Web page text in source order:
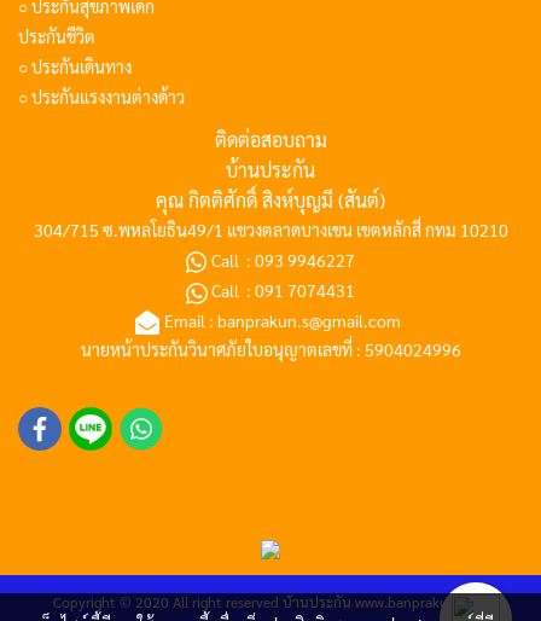
○ ประกันสุขภาพเด็ก
ประกันชีวิต
○ ประกันเดินทาง
○ ประกันแรงงานต่างด้าว
ติดต่อสอบถาม
บ้านประกัน
คุณ กิตติศักดิ์ สิงห์บุญมี (สันต์)
304/715 ซ.พหลโยธิน49/1 แขวงตลาดบางเขน เขตหลักสี่ กทม 10210
Call :093 9946227
Call : 091 7074431
Email : banprakun.s@gmail.com
นายหน้าประกันวินาศภัยใบอนุญาตเลขที่ : 5904024996
Copyright © 2020 All right reserved บ้านประกัน www.banprakun.com